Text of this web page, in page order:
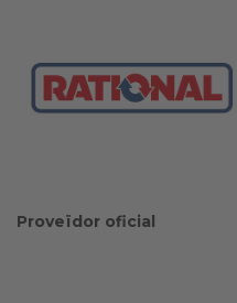
Proveïdor oficial